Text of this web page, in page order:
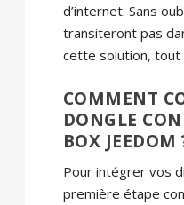
d’internet. Sans
transiteront pas
cette solution, tout
COMMENT
DONGLE
BOX JEEDOM
Pour intégrer vos
première étape